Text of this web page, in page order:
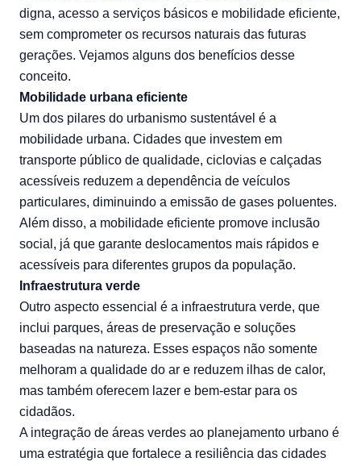
digna, acesso a serviços básicos e mobilidade eficiente,
sem comprometer os recursos naturais das futuras
gerações. Vejamos alguns dos benefícios desse
conceito.
Mobilidade urbana eficiente
Um dos pilares do urbanismo sustentável é a
mobilidade urbana. Cidades que investem em
transporte público de qualidade, ciclovias e calçadas
acessíveis reduzem a dependência de veículos
particulares, diminuindo a emissão de gases poluentes.
Além disso, a mobilidade eficiente promove inclusão
social, já que garante deslocamentos mais rápidos e
acessíveis para diferentes grupos da população.
Infraestrutura verde
Outro aspecto essencial é a infraestrutura verde, que
inclui parques, áreas de preservação e soluções
baseadas na natureza. Esses espaços não somente
melhoram a qualidade do ar e reduzem ilhas de calor,
mas também oferecem lazer e bem-estar para os
cidadãos.
A integração de áreas verdes ao planejamento urbano é
uma estratégia que fortalece a resiliência das cidades